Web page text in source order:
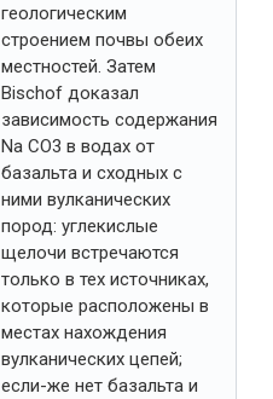
геологическим
строением почвы обеих
местностей. Затем
Bischof доказал
зависимость содержания
Na СO3 в водах от
базальта и сходных с
ними вулканических
пород: углекислые
щелочи встречаются
только в тех источниках,
которые расположены в
местах нахождения
вулканических цепей;
если-же нет базальта и